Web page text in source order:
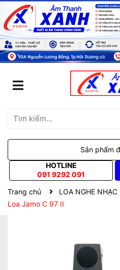
Sản phẩm
HOTLINE
091 9292 091
Trang chủ
LOA NGHE
Loa Jamo C 97 II